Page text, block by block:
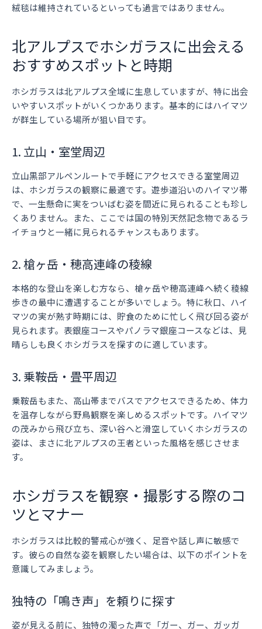
絨毯は維持されているといっても過言ではありません。
北アルプスでホシガラスに出会える
おすすめスポットと時期
ホシガラスは北アルプス全域に生息していますが、特に出会
いやすいスポットがいくつかあります。基本的にはハイマツ
が群生している場所が狙い目です。
1. 立山・室堂周辺
立山黒部アルペンルートで手軽にアクセスできる室堂周辺
は、ホシガラスの観察に最適です。遊歩道沿いのハイマツ帯
で、一生懸命に実をついばむ姿を間近に見られることも珍し
くありません。また、ここでは国の特別天然記念物であるラ
イチョウと一緒に見られるチャンスもあります。
2. 槍ヶ岳・穂高連峰の稜線
本格的な登山を楽しむ方なら、槍ヶ岳や穂高連峰へ続く稜線
歩きの最中に遭遇することが多いでしょう。特に秋口、ハイ
マツの実が熟す時期には、貯食のために忙しく飛び回る姿が
見られます。表銀座コースやパノラマ銀座コースなどは、見
晴らしも良くホシガラスを探すのに適しています。
3. 乗鞍岳・畳平周辺
乗鞍岳もまた、高山帯までバスでアクセスできるため、体力
を温存しながら野鳥観察を楽しめるスポットです。ハイマツ
の茂みから飛び立ち、深い谷へと滑空していくホシガラスの
姿は、まさに北アルプスの王者といった風格を感じさせま
す。
ホシガラスを観察・撮影する際のコ
ツとマナー
ホシガラスは比較的警戒心が強く、足音や話し声に敏感で
す。彼らの自然な姿を観察したい場合は、以下のポイントを
意識してみましょう。
独特の「鳴き声」を頼りに探す
姿が見える前に、独特の濁った声で「ガー、ガー、ガッガ